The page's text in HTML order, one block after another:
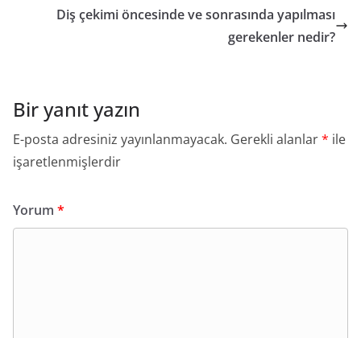
Diş çekimi öncesinde ve sonrasında yapılması
gerekenler nedir?
Bir yanıt yazın
E-posta adresiniz yayınlanmayacak. Gerekli alanlar* ile
işaretlenmişlerdir
Yorum *